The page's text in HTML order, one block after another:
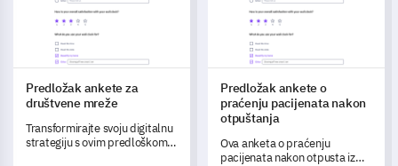
Predložak ankete za
društvene mreže
Transformirajte svoju digitalnu
strategiju s ovim predloškom
Predložak ankete o
praćenju pacijenata nakon
otpuštanja
Ova anketa o praćenju
pacijenata nakon otpusta iz